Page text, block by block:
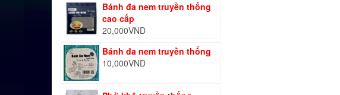
60,000VND.là:
Bánh đa nem truyền thống
cao cấp
20,000VND
Bánh đa nem truyền thống
10,000VND